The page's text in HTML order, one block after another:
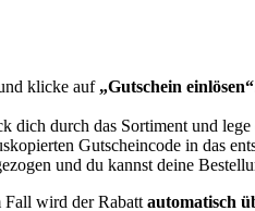
klicke auf „Gutschein einlösen“
durch das Sortiment und
Gutscheincode in das
und du kannst deine
Fall wird der Rabatt automatisch